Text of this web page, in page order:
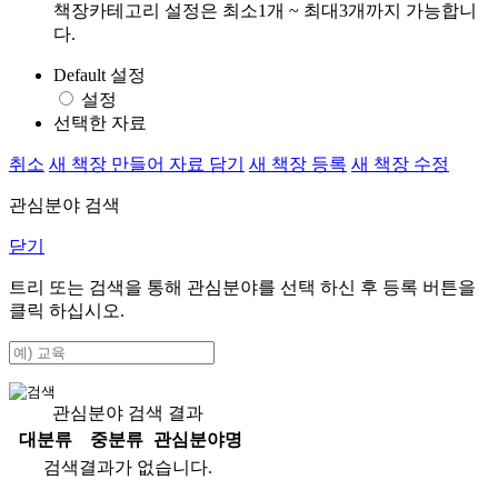
책장카테고리 설정은 최소1개 ~ 최대3개까지 가능합니
다.
Default 설정
설정
선택한 자료
취소 새 책장 만들어 자료 담기 새 책장 등록 새 책장 수정
관심분야 검색
닫기
트리 또는 검색을 통해 관심분야를 선택 하신 후 등록 버튼을
클릭 하십시오.
관심분야 검색 결과
대분류
중분류
관심분야명
검색결과가 없습니다.